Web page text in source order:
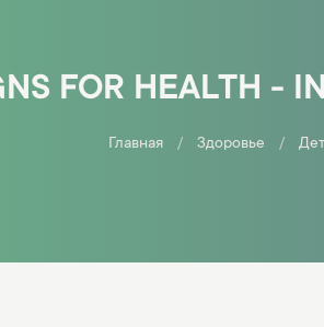
FOR HEALTH -
Главная Здоровье